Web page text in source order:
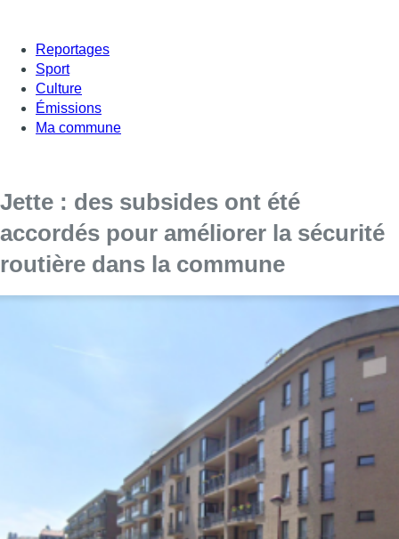
Reportages
Sport
Culture
Émissions
Ma commune
Jette : des subsides ont été
accordés pour améliorer la sécurité
routière dans la commune